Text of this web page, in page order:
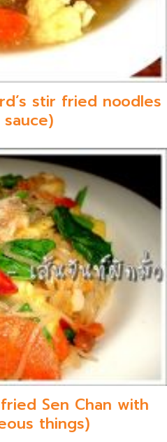
stir fried noodles
Sen Chan with
things)